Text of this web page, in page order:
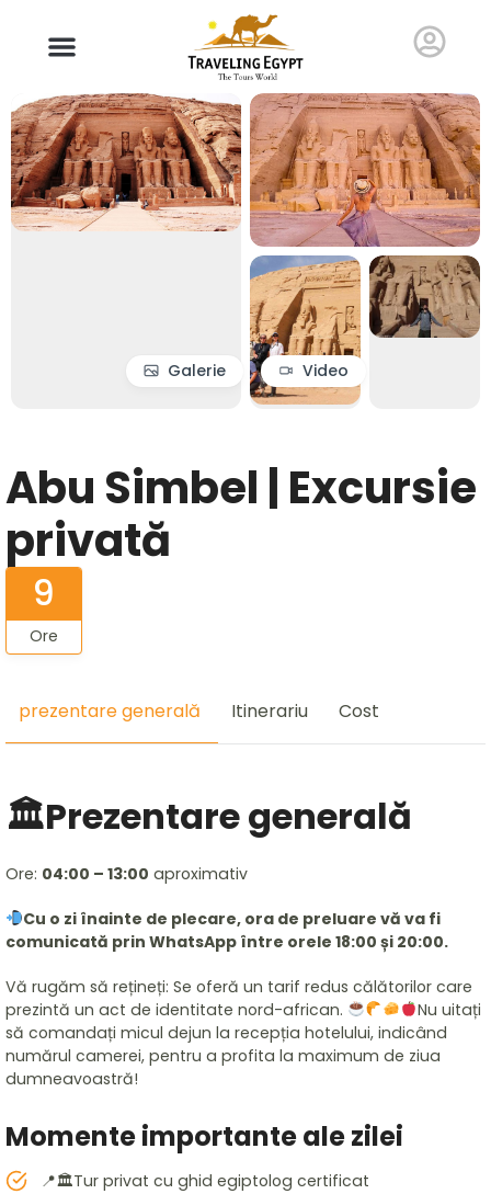
Galerie Video
Abu Simbel | Excursie
privată
9
Ore
prezentare generală Itinerariu Cost
🏛️Prezentare generală
Ore: 04:00 – 13:00 aproximativ
Cu o zi înainte de plecare, ora de preluare vă va fi
comunicată prin WhatsApp între orele 18:00 și 20:00.
Vă rugăm să rețineți: Se oferă un tarif redus călătorilor care
prezintă un act de identitate nord-african.
Nu uitați
să comandați micul dejun la recepția hotelului, indicând
numărul camerei, pentru a profita la maximum de ziua
dumneavoastră!
Momente importante ale zilei
📍🏛️Tur privat cu ghid egiptolog certificat